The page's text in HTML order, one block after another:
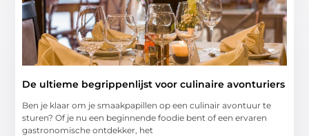
De ultieme begrippenlijst voor culinaire avonturiers
Ben je klaar om je smaakpapillen op een culinair avontuur te
sturen? Of je nu een beginnende foodie bent of een ervaren
gastronomische ontdekker, het